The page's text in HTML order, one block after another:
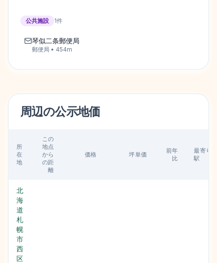
公共施設 1件
琴似二条郵便局
郵便局 • 454m
周辺の公示地価
所
在
地
この
地点
から
の距
離
価格 坪単価
前年
比
最寄り
駅
北
海
道
札
幌
市
西
区